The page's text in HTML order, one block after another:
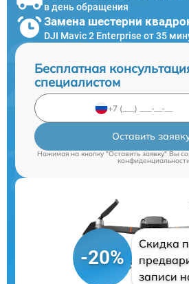
в день обращения
Замена шестерни
DJI Mavic 2 Enterprise от 35
Бесплатная
специалистом
Оставить
Нажимая на кнопку "Оставить заявку" Вы
конфиденциальности
-20%
Скидка
записи